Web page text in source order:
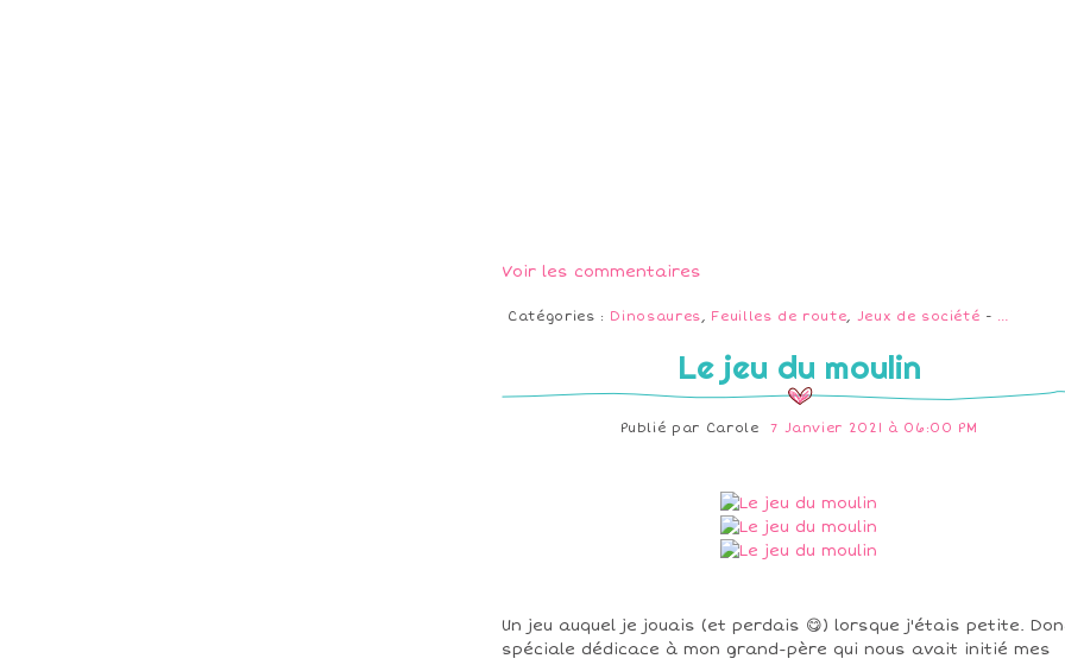
Voir les commentaires
Catégories : Dinosaures, Feuilles de route, Jeux de société - …
Le jeu du moulin
Publié par Carole 7 Janvier 2021 à 06:00 PM
Un jeu auquel je jouais (et perdais 😋) lorsque j'étais petite.
spéciale dédicace à mon grand-père qui nous avait initié mes